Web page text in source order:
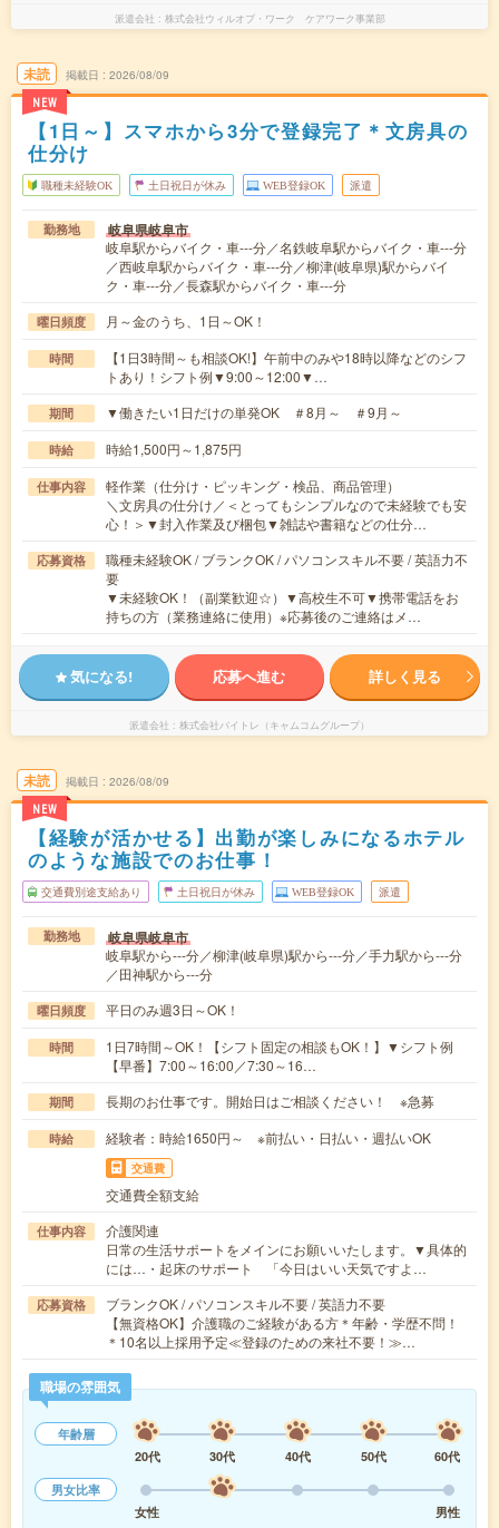
派遣会社 株式会社ウィルオブ・ワーク ケアワーク事業部
未読
NEW
掲載日 2026/08/09
【1日～】スマホから3分で登録完了＊文房具の
仕分け
職種未経験OK 土日祝日が休み WEB登録OK 派遣
勤務地 岐阜県岐阜市
岐阜駅からバイク・車---分／名鉄岐阜駅からバイク・車---分
／西岐阜駅からバイク・車---分／柳津(岐阜県)駅からバイ
ク・車---分／長森駅からバイク・車---分
曜日頻度 月～金のうち、1日～OK！
時間
【1日3時間～も相談OK!】午前中のみや18時以降などのシフ
トあり！シフト例▼9:00～12:00▼…
期間 ▼働きたい1日だけの単発OK ＃8月～ ＃9月～
時給 時給1,500円～1,875円
仕事内容
軽作業（仕分け・ピッキング・検品、商品管理）
＼文房具の仕分け／＜とってもシンプルなので未経験でも安
心！＞▼封入作業及び梱包▼雑誌や書籍などの仕分…
応募資格
職種未経験OK / ブランクOK / パソコンスキル不要 / 英語力不
要
▼未経験OK！（副業歓迎☆）▼高校生不可▼携帯電話をお
持ちの方（業務連絡に使用）※応募後のご連絡はメ…
気になる! 応募へ進む 詳しく見る
派遣会社 株式会社バイトレ（キャムコムグループ）
未読
NEW
掲載日 2026/08/09
【経験が活かせる】出勤が楽しみになるホテル
のような施設でのお仕事！
交通費別途支給あり 土日祝日が休み WEB登録OK 派遣
勤務地 岐阜県岐阜市
岐阜駅から---分／柳津(岐阜県)駅から---分／手力駅から---分
／田神駅から---分
曜日頻度 平日のみ週3日～OK！
時間
1日7時間～OK！【シフト固定の相談もOK！】▼シフト例
【早番】7:00～16:00／7:30～16…
期間 長期のお仕事です。開始日はご相談ください！ ※急募
時給 経験者：時給1650円～ ※前払い・日払い・週払いOK
交通費
交通費全額支給
仕事内容
介護関連
日常の生活サポートをメインにお願いいたします。▼具体的
には…・起床のサポート 「今日はいい天気ですよ…
応募資格
ブランクOK / パソコンスキル不要 / 英語力不要
【無資格OK】介護職のご経験がある方＊年齢・学歴不問！
＊10名以上採用予定≪登録のための来社不要！≫…
職場の雰囲気
年齢層
20代
30代 40代 50代
60代
男女比率
女性
男性